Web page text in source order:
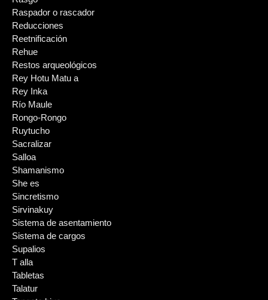
Raspador o rascador
Reducciones
Reetnificación
Rehue
Restos arqueológicos
Rey Hotu Matu a
Rey Inka
Río Maule
Rongo-Rongo
Ruytucho
Sacralizar
Salloa
Shamanismo
She es
Sincretismo
Sirvinakuy
Sistema de asentamiento
Sistema de cargos
Supalios
T alla
Tabletas
Talatur